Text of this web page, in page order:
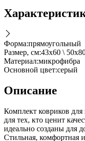
Форма:прямоугольный
Размер, см:43х60 \
Материал:микрофибра
Основной цвет:серый
Описание
Комплект ковриков
для тех, кто ценит
идеально созданы для
Стильная, комфортная